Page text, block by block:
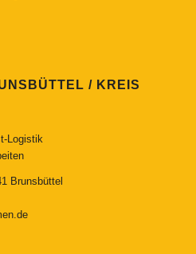
/ KREIS
Logistik
Brunsbüttel